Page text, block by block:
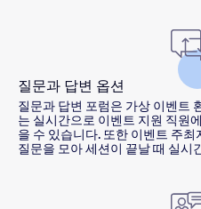
질문과 답변 옵션
질문과 답변 포럼은 가상 이벤트
는 실시간으로 이벤트 지원 직원
을 수 있습니다. 또한 이벤트 주
질문을 모아 세션이 끝날 때 실시